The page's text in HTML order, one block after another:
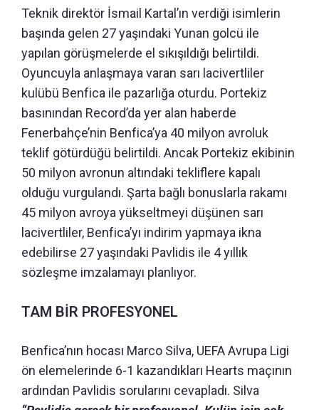
Teknik direktör İsmail Kartal’ın verdiği isimlerin
başında gelen 27 yaşındaki Yunan golcü ile
yapılan görüşmelerde el sıkışıldığı belirtildi.
Oyuncuyla anlaşmaya varan sarı lacivertliler
kulübü Benfica ile pazarlığa oturdu. Portekiz
basınından Record’da yer alan haberde
Fenerbahçe’nin Benfica’ya 40 milyon avroluk
teklif götürdüğü belirtildi. Ancak Portekiz ekibinin
50 milyon avronun altındaki tekliflere kapalı
olduğu vurgulandı. Şarta bağlı bonuslarla rakamı
45 milyon avroya yükseltmeyi düşünen sarı
lacivertliler, Benfica’yı indirim yapmaya ikna
edebilirse 27 yaşındaki Pavlidis ile 4 yıllık
sözleşme imzalamayı planlıyor.
TAM BİR PROFESYONEL
Benfica’nın hocası Marco Silva, UEFA Avrupa Ligi
ön elemelerinde 6-1 kazandıkları Hearts maçının
ardından Pavlidis sorularını cevapladı. Silva